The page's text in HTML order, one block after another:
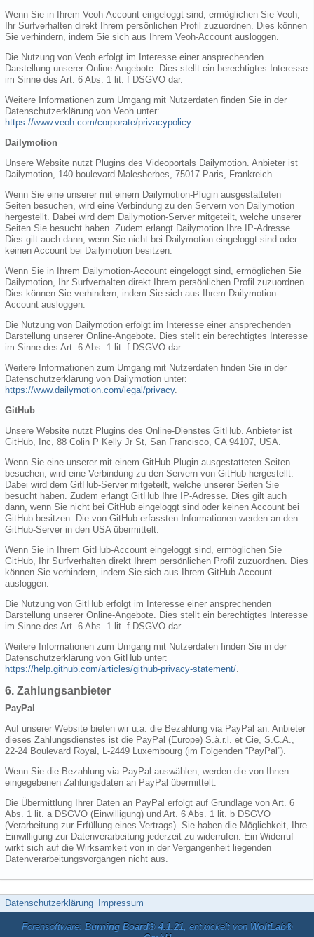
Wenn Sie in Ihrem Veoh-Account eingeloggt sind, ermöglichen Sie Veoh,
Ihr Surfverhalten direkt Ihrem persönlichen Profil zuzuordnen. Dies können
Sie verhindern, indem Sie sich aus Ihrem Veoh-Account ausloggen.
Die Nutzung von Veoh erfolgt im Interesse einer ansprechenden
Darstellung unserer Online-Angebote. Dies stellt ein berechtigtes Interesse
im Sinne des Art. 6 Abs. 1 lit. f DSGVO dar.
Weitere Informationen zum Umgang mit Nutzerdaten finden Sie in der
Datenschutzerklärung von Veoh unter:
https://www.veoh.com/corporate/privacypolicy.
Dailymotion
Unsere Website nutzt Plugins des Videoportals Dailymotion. Anbieter ist
Dailymotion, 140 boulevard Malesherbes, 75017 Paris, Frankreich.
Wenn Sie eine unserer mit einem Dailymotion-Plugin ausgestatteten
Seiten besuchen, wird eine Verbindung zu den Servern von Dailymotion
hergestellt. Dabei wird dem Dailymotion-Server mitgeteilt, welche unserer
Seiten Sie besucht haben. Zudem erlangt Dailymotion Ihre IP-Adresse.
Dies gilt auch dann, wenn Sie nicht bei Dailymotion eingeloggt sind oder
keinen Account bei Dailymotion besitzen.
Wenn Sie in Ihrem Dailymotion-Account eingeloggt sind, ermöglichen Sie
Dailymotion, Ihr Surfverhalten direkt Ihrem persönlichen Profil zuzuordnen.
Dies können Sie verhindern, indem Sie sich aus Ihrem Dailymotion-
Account ausloggen.
Die Nutzung von Dailymotion erfolgt im Interesse einer ansprechenden
Darstellung unserer Online-Angebote. Dies stellt ein berechtigtes Interesse
im Sinne des Art. 6 Abs. 1 lit. f DSGVO dar.
Weitere Informationen zum Umgang mit Nutzerdaten finden Sie in der
Datenschutzerklärung von Dailymotion unter:
https://www.dailymotion.com/legal/privacy.
GitHub
Unsere Website nutzt Plugins des Online-Dienstes GitHub. Anbieter ist
GitHub, Inc, 88 Colin P Kelly Jr St, San Francisco, CA 94107, USA.
Wenn Sie eine unserer mit einem GitHub-Plugin ausgestatteten Seiten
besuchen, wird eine Verbindung zu den Servern von GitHub hergestellt.
Dabei wird dem GitHub-Server mitgeteilt, welche unserer Seiten Sie
besucht haben. Zudem erlangt GitHub Ihre IP-Adresse. Dies gilt auch
dann, wenn Sie nicht bei GitHub eingeloggt sind oder keinen Account bei
GitHub besitzen. Die von GitHub erfassten Informationen werden an den
GitHub-Server in den USA übermittelt.
Wenn Sie in Ihrem GitHub-Account eingeloggt sind, ermöglichen Sie
GitHub, Ihr Surfverhalten direkt Ihrem persönlichen Profil zuzuordnen. Dies
können Sie verhindern, indem Sie sich aus Ihrem GitHub-Account
ausloggen.
Die Nutzung von GitHub erfolgt im Interesse einer ansprechenden
Darstellung unserer Online-Angebote. Dies stellt ein berechtigtes Interesse
im Sinne des Art. 6 Abs. 1 lit. f DSGVO dar.
Weitere Informationen zum Umgang mit Nutzerdaten finden Sie in der
Datenschutzerklärung von GitHub unter:
https://help.github.com/articles/github-privacy-statement/
6. Zahlungsanbieter
PayPal
Auf unserer Website bieten wir u.a. die Bezahlung via PayPal an. Anbieter
dieses Zahlungsdienstes ist die PayPal (Europe) S.à.r.l. et Cie, S.C.A.,
22-24 Boulevard Royal, L-2449 Luxembourg (im Folgenden “PayPal”).
Wenn Sie die Bezahlung via PayPal auswählen, werden die von Ihnen
eingegebenen Zahlungsdaten an PayPal übermittelt.
Die Übermittlung Ihrer Daten an PayPal erfolgt auf Grundlage von Art. 6
Abs. 1 lit. a DSGVO (Einwilligung) und Art. 6 Abs. 1 lit. b DSGVO
(Verarbeitung zur Erfüllung eines Vertrags). Sie haben die Möglichkeit, Ihre
Einwilligung zur Datenverarbeitung jederzeit zu widerrufen. Ein Widerruf
wirkt sich auf die Wirksamkeit von in der Vergangenheit liegenden
Datenverarbeitungsvorgängen nicht aus.
Datenschutzerklärung Impressum
Forensoftware: Burning Board® 4.1.21, entwickelt von WoltLab®